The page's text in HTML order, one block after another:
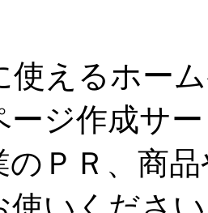
使えるホー
ージ作成サ
のＰＲ、商